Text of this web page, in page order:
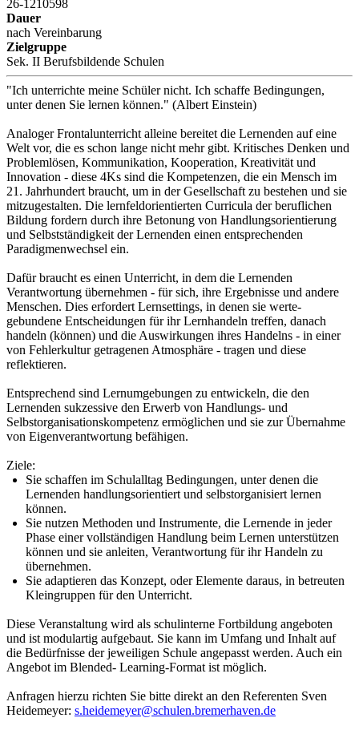
26-1210598
Dauer
nach Vereinbarung
Zielgruppe
Sek. II Berufsbildende Schulen
"Ich unterrichte meine Schüler nicht. Ich schaffe Bedingungen,
unter denen Sie lernen können." (Albert Einstein)
Analoger Frontalunterricht alleine bereitet die Lernenden auf eine
Welt vor, die es schon lange nicht mehr gibt. Kritisches Denken und
Problemlösen, Kommunikation, Kooperation, Kreativität und
Innovation - diese 4Ks sind die Kompetenzen, die ein Mensch im
21. Jahrhundert braucht, um in der Gesellschaft zu bestehen und sie
mitzugestalten. Die lernfeldorientierten Curricula der beruflichen
Bildung fordern durch ihre Betonung von Handlungsorientierung
und Selbstständigkeit der Lernenden einen entsprechenden
Paradigmenwechsel ein.
Dafür braucht es einen Unterricht, in dem die Lernenden
Verantwortung übernehmen - für sich, ihre Ergebnisse und andere
Menschen. Dies erfordert Lernsettings, in denen sie werte-
gebundene Entscheidungen für ihr Lernhandeln treffen, danach
handeln (können) und die Auswirkungen ihres Handelns - in einer
von Fehlerkultur getragenen Atmosphäre - tragen und diese
reflektieren.
Entsprechend sind Lernumgebungen zu entwickeln, die den
Lernenden sukzessive den Erwerb von Handlungs- und
Selbstorganisationskompetenz ermöglichen und sie zur Übernahme
von Eigenverantwortung befähigen.
Ziele:
Sie schaffen im Schulalltag Bedingungen, unter denen die
Lernenden handlungsorientiert und selbstorganisiert lernen
können.
Sie nutzen Methoden und Instrumente, die Lernende in jeder
Phase einer vollständigen Handlung beim Lernen unterstützen
können und sie anleiten, Verantwortung für ihr Handeln zu
übernehmen.
Sie adaptieren das Konzept, oder Elemente daraus, in betreuten
Kleingruppen für den Unterricht.
Diese Veranstaltung wird als schulinterne Fortbildung angeboten
und ist modulartig aufgebaut. Sie kann im Umfang und Inhalt auf
die Bedürfnisse der jeweiligen Schule angepasst werden. Auch ein
Angebot im Blended- Learning-Format ist möglich.
Anfragen hierzu richten Sie bitte direkt an den Referenten Sven
Heidemeyer: s.heidemeyer@schulen.bremerhaven.de